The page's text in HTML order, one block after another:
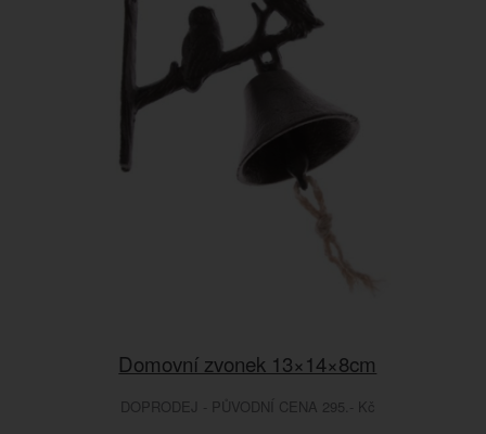
Domovní zvonek 13×14×8cm
DOPRODEJ - PŮVODNÍ CENA 295.- Kč